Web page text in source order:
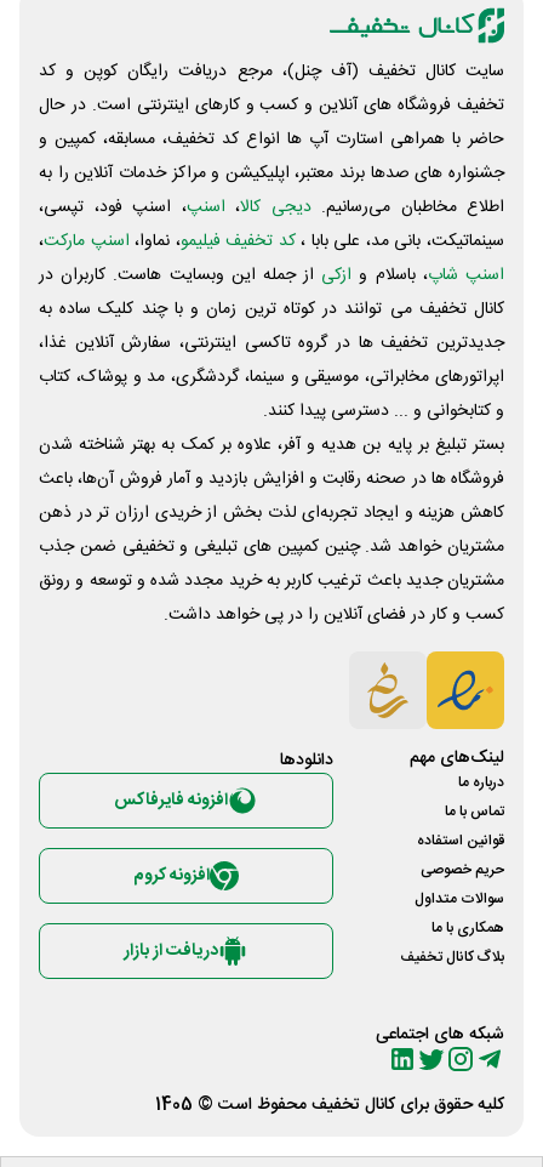
سایت کانال تخفیف (آف چنل)، مرجع دریافت رایگان کوپن و کد
تخفیف فروشگاه های آنلاین و کسب و‌ کارهای اینترنتی است. در حال
حاضر با همراهی استارت آپ ها انواع کد تخفیف، مسابقه، کمپین و
جشنواره های صدها برند معتبر، اپلیکیشن و مراکز خدمات آنلاین را به
اطلاع مخاطبان می‌رسانیم. دیجی کالا، اسنپ، اسنپ فود، تپسی،
سینماتیکت، بانی مد، علی‌ بابا ،کد تخفیف فیلیمو، نماوا، اسنپ مارکت،
اسنپ شاپ، باسلام و ازکی از جمله این وبسایت ‌هاست. کاربران در
کانال تخفیف می توانند در کوتاه ترین زمان و با چند کلیک ساده به
جدیدترین تخفیف ها در گروه تاکسی اینترنتی، سفارش آنلاین غذا،
اپراتورهای مخابراتی، موسیقی و سینما، گردشگری، مد و پوشاک، کتاب
و کتابخوانی و ... دسترسی پیدا کنند.
بستر تبلیغ بر پایه بن هدیه و آفر، علاوه بر کمک به بهتر شناخته شدن
فروشگاه ها در صحنه رقابت و افزایش بازدید و آمار فروش آن‌ها، باعث
کاهش هزینه و ایجاد تجربه‌ای لذت بخش از خریدی ارزان تر در ذهن
مشتریان خواهد شد. چنین کمپین های تبلیغی و تخفیفی ضمن جذب
مشتریان جدید باعث ترغیب کاربر به خرید مجدد شده و توسعه و رونق
کسب و کار در فضای آنلاین را در پی خواهد داشت.
لینک‌های مهم
درباره ما
تماس با ما
قوانین استفاده
حریم خصوصی
سوالات متداول
همکاری با ما
بلاگ کانال تخفیف
شبکه های اجتماعی
دانلود‌ها
افزونه فایرفاکس
افزونه کروم
دریافت از بازار
کلیه حقوق برای کانال تخفیفمحفوظ است © 1405